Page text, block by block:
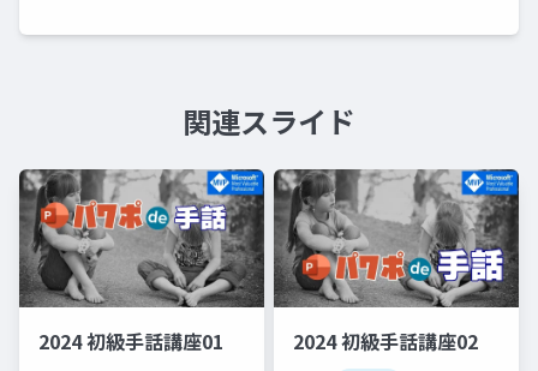
関連スライド
2024 初級手話講座01 2024 初級手話講座02